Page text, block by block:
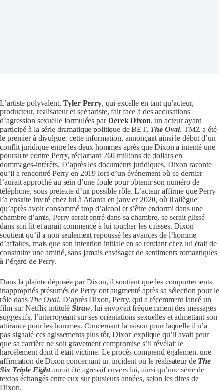
L’artiste polyvalent, Tyler Perry, qui excelle en tant qu’acteur,
producteur, réalisateur et scénariste, fait face à des accusations
d’agression sexuelle formulées parDerek Dixon, un acteur ayant
participé à la série dramatique politique de BET, The Oval. TMZ a été
le premier à divulguer cette information, annonçant ainsi le début d’un
conflit juridique entre les deux hommes après que Dixon a intenté une
poursuite contre Perry, réclamant 260 millions de dollars en
dommages-intérêts. D’après les documents juridiques, Dixon raconte
qu’il a rencontré Perry en 2019 lors d’un événement où ce dernier
l’aurait approché au sein d’une foule pour obtenir son numéro de
téléphone, sous prétexte d’un possible rôle. L’acteur affirme que Perry
l’a ensuite invité chez lui à Atlanta en janvier 2020, où il allègue
qu’après avoir consommé trop d’alcool et s’être endormi dans une
chambre d’amis, Perry serait entré dans sa chambre, se serait glissé
dans son lit et aurait commencé à lui toucher les cuisses. Dixon
soutient qu’il a non seulement repoussé les avances de l’homme
d’affaires, mais que son intention initiale en se rendant chez lui était de
construire une amitié, sans jamais envisager de sentiments romantiques
à l’égard de Perry.
Dans la plainte déposée par Dixon, il soutient que les comportements
inappropriés présumés de Perry ont augmenté après sa sélection pour le
rôle dans The Oval. D’après Dixon, Perry, qui a récemment lancé un
film sur Netflix intitulé Straw, lui envoyait fréquemment des messages
suggestifs, l’interrogeant sur ses orientations sexuelles et admettant son
attirance pour les hommes. Concernant la raison pour laquelle il n’a
pas signalé ces agissements plus tôt, Dixon explique qu’il avait peur
que sa carrière ne soit gravement compromise s’il révélait le
harcèlement dont il était victime. Le procès comprend également une
affirmation de Dixon concernant un incident où le réalisateur de The
Six Triple Eightaurait été agressif envers lui, ainsi qu’une série de
textos échangés entre eux sur plusieurs années, selon les dires de
Dixon.